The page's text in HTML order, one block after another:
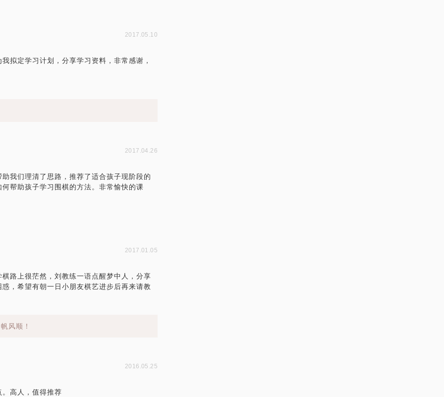
2017.05.10
拟定学习计划，分享学习资料，非常感谢，
2017.04.26
我们理清了思路，推荐了适合孩子现阶段的
帮助孩子学习围棋的方法。非常愉快的课
2017.01.05
路上很茫然，刘教练一语点醒梦中人，分享
，希望有朝一日小朋友棋艺进步后再来请教
风顺！
2016.05.25
高人，值得推荐